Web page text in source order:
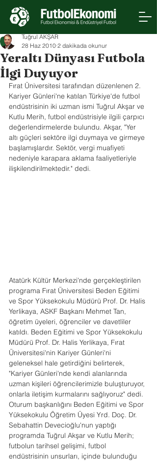
Yeraltı Dünyası Futbola
İlgi Duyuyor
Tuğrul AKŞAR
28 Haz 2010 2 dakikada okunur
Fırat Üniversitesi tarafından düzenlenen 2.
Kariyer Günleri'ne katılan Türkiye'de futbol
endüstrisinin iki uzman ismi Tuğrul Akşar ve
Kutlu Merih, futbol endüstrisiyle ilgili çarpıcı
değerlendirmelerde bulundu. Akşar, "Yer
altı güçleri sektöre ilgi duymaya ve girmeye
başlamışlardır. Sektör, vergi muafiyeti
nedeniyle karapara aklama faaliyetleriyle
ilişkilendirilmektedir." dedi.
Atatürk Kültür Merkezi'nde gerçekleştirilen
programa Fırat Üniversitesi Beden Eğitimi
ve Spor Yüksekokulu Müdürü Prof. Dr. Halis
Yerlikaya, ASKF Başkanı Mehmet Tan,
öğretim üyeleri, öğrenciler ve davetliler
katıldı. Beden Eğitimi ve Spor Yüksekokulu
Müdürü Prof. Dr. Halis Yerlikaya, Fırat
Üniversitesi'nin Kariyer Günleri'ni
geleneksel hale getirdiğini belirterek,
"Kariyer Günleri'nde kendi alanlarında
uzman kişileri öğrencilerimizle buluşturuyor,
onlarla iletişim kurmalarını sağlıyoruz" dedi.
Oturum başkanlığını Beden Eğitimi ve Spor
Yüksekokulu Öğretim Üyesi Yrd. Doç. Dr.
Sebahattin Devecioğlu'nun yaptığı
programda Tuğrul Akşar ve Kutlu Merih;
futbolun tarihsel gelişimi, futbol
endüstrisinin unsurları, içinde bulunduğu